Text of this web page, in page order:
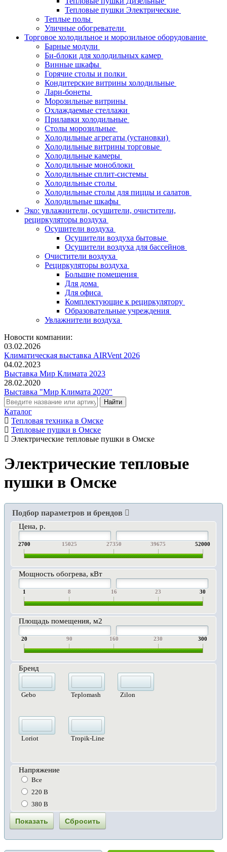
Тепловые пушки Электрические
Теплые полы
Уличные обогреватели
Торговое холодильное и морозильное оборудование
Барные модули
Би-блоки для холодильных камер
Винные шкафы
Горячие столы и полки
Кондитерские витрины холодильные
Лари-бонеты
Морозильные витрины
Охлаждаемые стеллажи
Прилавки холодильные
Столы морозильные
Холодильные агрегаты (установки)
Холодильные витрины торговые
Холодильные камеры
Холодильные моноблоки
Холодильные сплит-системы
Холодильные столы
Холодильные столы для пиццы и салатов
Холодильные шкафы
Эко: увлажнители, осушители, очистители,
рециркуляторы воздуха
Осушители воздуха
Осушители воздуха бытовые
Осушители воздуха для бассейнов
Очистители воздуха
Рециркуляторы воздуха
Большие помещения
Для дома
Для офиса
Комплектующие к рециркулятору
Образовательные учреждения
Увлажнители воздуха
Новости компании:
03.02.2026
Климатическая выставка AIRVent 2026
04.02.2023
Выставка Мир Климата 2023
28.02.2020
Выставка "Мир Климата 2020"
Каталог
Тепловая техника в Омске
Тепловые пушки в Омске
Электрические тепловые пушки в Омске
Электрические тепловые
пушки в Омске
Подбор параметров и брендов
Цена, р.
2700 15025 27350 39675 52000
Мощность обогрева, кВт
1 8 16 23 30
Площадь помещения, м2
20 90 160 230 300
Бренд
Gebo
Loriot
Teplomash
Tropik-Line
Zilon
Напряжение
Все
220 В
380 В